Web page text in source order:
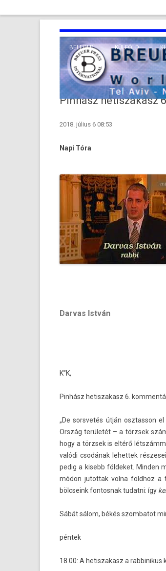
BELFÖLD KÜLFÖLD
TENGERENTÚL
VALLÁS
Pinhász hetiszakasz
2018. július 6 08:53
Napi Tóra
Darvas István
K”K,
Pinhász hetis­zakasz 6.
„De sorsvetés útján osztas­son
Ország területét – a törzsek
hogy a törzsek is eltérő
valódi csodának lehet­tek
pedig a kisebb föl­deket. Mind­en
módon jutot­tak volna földhöz a
bölcseink fon­tosnak tudat­ni: így
Sábát sálom, békés szom­batot
péntek
18.00: A hetis­zakasz a